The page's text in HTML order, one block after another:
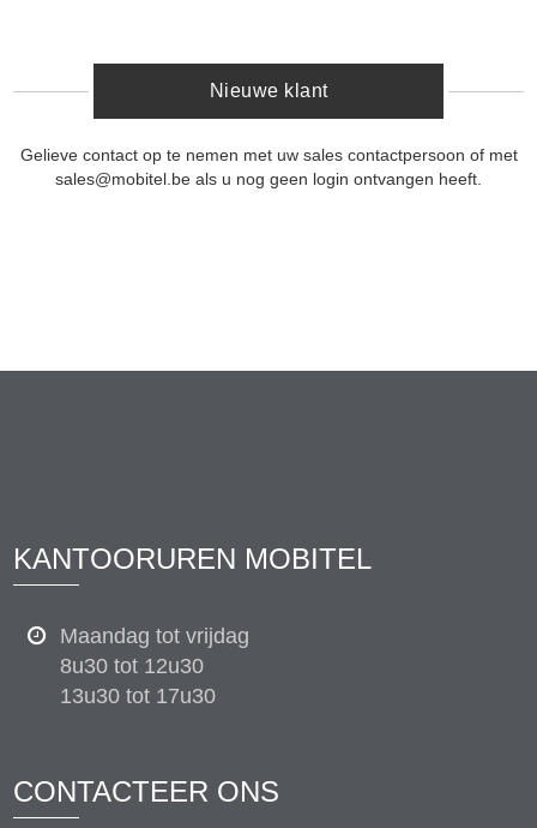
Nieuwe klant
Gelieve contact op te nemen met uw sales contactpersoon of met
sales@mobitel.be als u nog geen login ontvangen heeft.
KANTOORUREN MOBITEL
Maandag tot vrijdag
8u30 tot 12u30
13u30 tot 17u30
CONTACTEER ONS